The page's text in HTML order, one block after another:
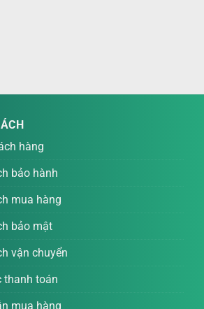
hàng
bảo hành
mua hàng
bảo mật
vận chuyển
thanh toán
mua hàng